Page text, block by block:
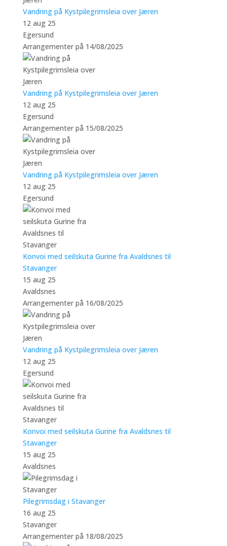
Vandring på Kystpilegrimsleia over Jæren
12 aug 25
Egersund
Arrangementer på 14/08/2025
Vandring på Kystpilegrimsleia over Jæren
12 aug 25
Egersund
Arrangementer på 15/08/2025
Vandring på Kystpilegrimsleia over Jæren
12 aug 25
Egersund
Konvoi med seilskuta Gurine fra Avaldsnes til
Stavanger
15 aug 25
Avaldsnes
Arrangementer på 16/08/2025
Vandring på Kystpilegrimsleia over Jæren
12 aug 25
Egersund
Konvoi med seilskuta Gurine fra Avaldsnes til
Stavanger
15 aug 25
Avaldsnes
Pilegrimsdag i Stavanger
16 aug 25
Stavanger
Arrangementer på 18/08/2025